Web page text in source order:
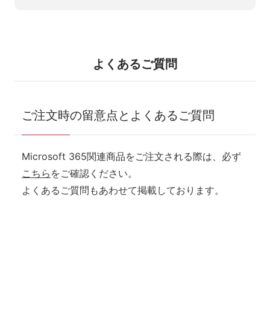
よくあるご質問
ご注文時の留意点とよくあるご質問
Microsoft 365関連商品をご注文される際は、必ず
こちら をご確認ください。
よくあるご質問もあわせて掲載しております。